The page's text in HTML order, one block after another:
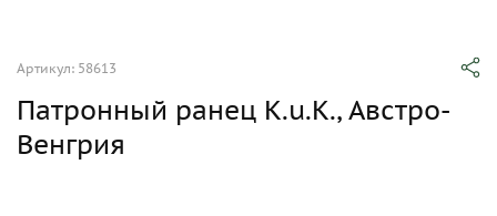
Артикул: 58613
Патронный ранец K.u.K., Австро-
Венгрия